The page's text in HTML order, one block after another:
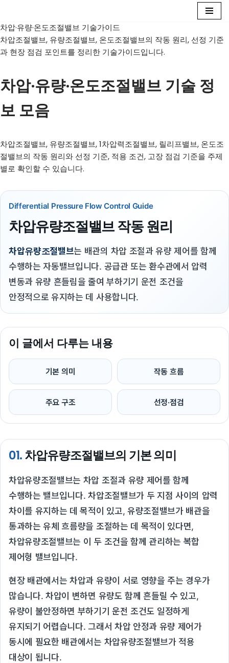
콘
텐
츠
건
너
기
차압·유량·온도조절밸브 기술가이드
차압조절밸브, 유량조절밸브, 온도조절밸브의 작동 원리, 선정 기준
과 현장 점검 포인트를 정리한 기술가이드입니다.
차압·유량·온도조절밸브 기술 정
보 모음
차압조절밸브, 유량조절밸브, 1차압력조절밸브, 릴리프밸브, 온도조
절밸브의 작동 원리와 선정 기준, 적용 조건, 고장 점검 기준을 주제
별로 확인할 수 있습니다.
Differential Pressure Flow Control Guide
차압유량조절밸브 작동 원리
차압유량조절밸브는 배관의 차압 조절과 유량 제어를 함께
수행하는 자동밸브입니다. 공급관 또는 환수관에서 압력
변동과 유량 흔들림을 줄여 부하기기 운전 조건을
안정적으로 유지하는 데 사용합니다.
이 글에서 다루는 내용
기본 의미 작동 흐름
주요 구조 선정·점검
01.차압유량조절밸브의 기본 의미
차압유량조절밸브는 차압 조절과 유량 제어를 함께
수행하는 밸브입니다. 차압조절밸브가 두 지점 사이의 압력
차이를 유지하는 데 목적이 있고, 유량조절밸브가 배관을
통과하는 유체 흐름량을 조절하는 데 목적이 있다면,
차압유량조절밸브는 이 두 조건을 함께 관리하는 복합
제어형 밸브입니다.
현장 배관에서는 차압과 유량이 서로 영향을 주는 경우가
많습니다. 차압이 변하면 유량도 함께 흔들릴 수 있고,
유량이 불안정하면 부하기기 운전 조건도 일정하게
유지되기 어렵습니다. 그래서 차압 안정과 유량 제어가
동시에 필요한 배관에서는 차압유량조절밸브가 적용
대상이 됩니다.